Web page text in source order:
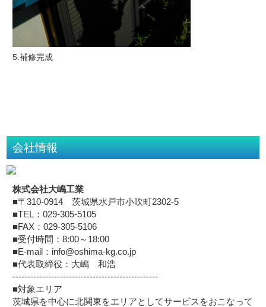
5.補修完成
会社情報
株式会社大嶋工業
■〒310-0914 茨城県水戸市小吹町2302-5
■TEL：029-305-5105
■FAX：029-305-5106
■受付時間：8:00～18:00
■E-mail：info@oshima-kg.co.jp
■代表取締役：大嶋 和浩
-------------------------------------------------
■対象エリア
茨城県を中心に北関東をエリアとしてサービスをおこなって